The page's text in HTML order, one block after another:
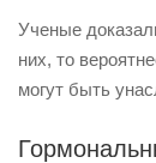
Ученые
них, то
могут быть